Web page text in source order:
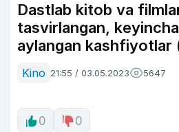
Dastlab kitob va
tasvirlangan,
aylangan kashfiyotlar
Kino 21:55 / 03.05.2023 5647
0 0